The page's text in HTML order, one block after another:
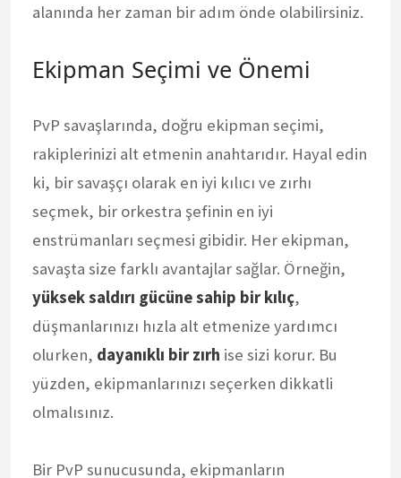
alanında her zaman bir adım önde olabilirsiniz.
Ekipman Seçimi ve Önemi
PvP savaşlarında, doğru ekipman seçimi,
rakiplerinizi alt etmenin anahtarıdır. Hayal edin
ki, bir savaşçı olarak en iyi kılıcı ve zırhı
seçmek, bir orkestra şefinin en iyi
enstrümanları seçmesi gibidir. Her ekipman,
savaşta size farklı avantajlar sağlar. Örneğin,
yüksek saldırı gücüne sahip bir kılıç,
düşmanlarınızı hızla alt etmenize yardımcı
olurken, dayanıklı bir zırh ise sizi korur. Bu
yüzden, ekipmanlarınızı seçerken dikkatli
olmalısınız.
Bir PvP sunucusunda, ekipmanların